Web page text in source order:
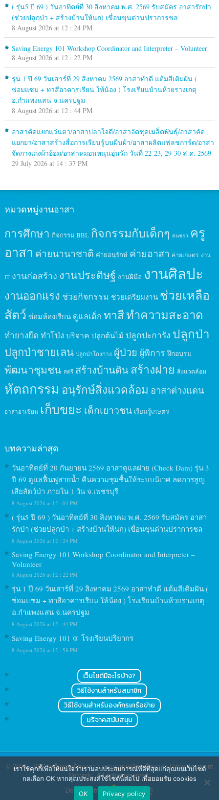
( รุ่น5 ปี 69 ) วันอาทิตย์ที่ 30 สิงหาคม พ.ศ. 2569 รับสมัคร อาสารักป่า
(ช่วยปลูกป่า + สร้างบ้านให้นก) เขื่อนขุนด่านปราการชล
8 August 2026 at 12 : 24 PM
Saving Energy 101 Workshop Coordinator and Interpreter – Volunteer
8 August 2026 at 12 : 22 PM
รุ่น 1 ปี 69 วันเสาร์ที่ 29 สิงหาคม 2569 อาสาทำดี แต้มสีเติมฝัน (
ซ่อมแซม + ทาสีอาคารเรียน ให้น้อง ) โรงเรียนบ้านห้วยรางเกตุ
อ.กำแพงแสน จ.นครปฐม
8 August 2026 at 12 : 44 PM
อาสาคัดแยกแว่นตา/อาสาปลาใจดี/อาสาจัดชุดเมล็ดพันธุ์/อาสาคัด
แยกยา/อาสาสร้างสื่อการเรียนรู้บนผืนผ้า/อาสาผลิตแฟลชการ์ด/อาสา
จัดกางเกงผ้าอ้อม/อาสาหมอนหนุนอุ่นรัก วันที่ 22-23, 29-30 ส.ค. 2569
29 July 2026 at 14 : 37 PM
หมวดหมู่งานอาสา
การศึกษา กิจกรรม BBL กิจกรรมกับเด็กๆ คนชรา ครู
อาสา ค่ายนานาชาติ ค่ายอนุรักษ์ ค่ายอาสา ค่ายเกษตร งาน
IT งานก่อสร้าง งานประดิษฐ์ งานฝีมือ งานศิลปะ
งานออกแรง ช่วยกิจกรรม ช่วยเตรียมงาน ช่วยเหลือ
สัตว์ ซ่อมห้องเรียน ดูแลเด็ก ทาสีทำความสะอาด
ทำยางยืด ทำโป่ง บริจาค ปลูกต้นไม้ ปลูกปะการัง ปลูกป่า
ปลูกป่าชายเลน ปลูกป่าโกงกาง ผู้ป่วย ผู้พิการ ฝึกอบรม
พัฒนาชุมชน สตรี สร้างบ้านดินสร้างฝาย สิ่งแวดล้อม
หัตถกรรม อนุรักษ์สิ่งแวดล้อม อาสาต่างแดน
อาสาอาเซียน เก็บขยะ เด็กเยาวชน เรียนรู้เกษตร
บทความล่าสุด
วันอาทิตย์ที่ 20 กันยายน 2569 อาสาดูแลฝาย (Check Dam) รุ่น 3
ปี 69 ดูแลฟื้นฟูสายน้ำ คืนความชุมชื้นให้ระบบนิเวศ ลดการสูญ
เสียสัตว์ป่า ภายใน 1 วัน จ.เพชรบุรี
8 August 2026 at 12 : 04 PM
( รุ่น5 ปี 69 ) วันอาทิตย์ที่ 30 สิงหาคม พ.ศ. 2569 รับสมัคร อาสา
รักป่า (ช่วยปลูกป่า + สร้างบ้านให้นก) เขื่อนขุนด่านปราการชล
8 August 2026 at 12 : 24 PM
Saving Energy 101 Workshop Coordinator and Interpreter –
Volunteer
8 August 2026 at 12 : 22 PM
รุ่น 1 ปี 69 วันเสาร์ที่ 29 สิงหาคม 2569 อาสาทำดี แต้มสีเติมฝัน (
ซ่อมแซม + ทาสีอาคารเรียน ให้น้อง ) โรงเรียนบ้านห้วยรางเกตุ
อ.กำแพงแสน จ.นครปฐม
8 August 2026 at 12 : 44 PM
Saving Energy 101 @ โรงเรียนปริยากร
8 August 2026 at 12 : 58 PM
เว็บไซต์มีอะไรบ้าง?
วิธีใช้งานสำหรับสมาชิก
วิธีใช้งานสำหรับองค์กรเครือข่าย
บริจาคสนับสนุน
© 2004 - 2024เครือข่ายจิตอาสา : งานอาสาสมัคร จิตอาสา | Volunteerspirit
Network . All rights reserved.
Designed by
เราใช้คุกกี้เพื่อให้แน่ใจว่าเรามอบประสบการณ์ที่ดีที่สุดแก่คุณบนเว็บไซต์
กดเลือก OK หากคุณประสงค์ใช้ไซต์นี้ต่อไป เพื่อยอมรับ cookies
OK
Privacy policy